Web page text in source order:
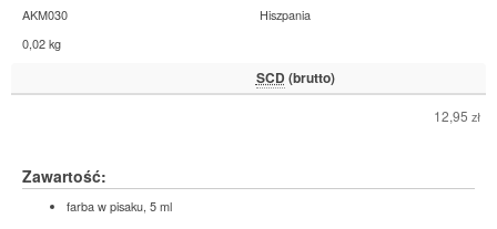
AKM030
Hiszpania
0,02 kg
SCD (brutto)
12,95 zł
Zawartość:
farba w pisaku, 5 ml